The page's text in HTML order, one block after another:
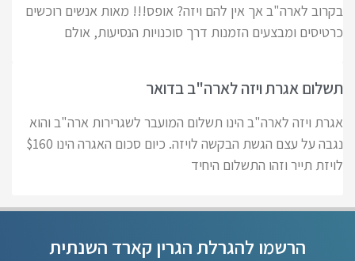
בקרוב לארה"ב אך אין להם ויזה? אופס!!! מאות אנשים רוכשים
כרטיסים ומבצעים הזמנות דרך סוכנויות הנסיעות, אולם
תשלום אגרת ויזה לארה"ב בדואר
אגרת ויזה לארה"ב הינו תשלום המועבר לשגרירות ארה"ב והוא
נגבה על עצם הגשת הבקשה לויזה. כיום סכום האגרה הינו $160
לויזת תייר וזהו התשלום היחיד
הרשמו להגרלת הגרין קארד השנתית